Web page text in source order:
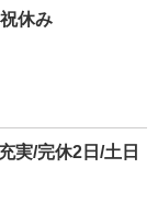
休み
実/完休2日/土日